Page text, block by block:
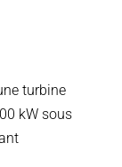
turbine
kW sous